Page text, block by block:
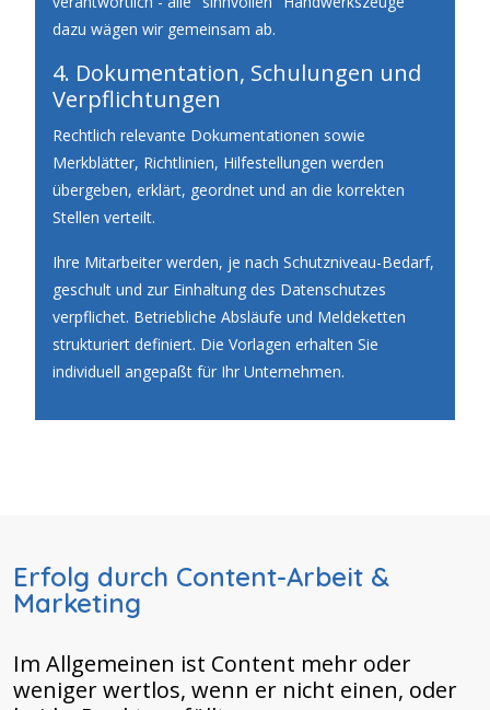
dazu wägen wir gemeinsam ab.
4. Dokumentation, Schulungen und
Verpflichtungen
Rechtlich relevante Dokumentationen sowie
Merkblätter, Richtlinien, Hilfestellungen werden
übergeben, erklärt, geordnet und an die korrekten
Stellen verteilt.
Ihre Mitarbeiter werden, je nach Schutzniveau-Bedarf,
geschult und zur Einhaltung des Datenschutzes
verpflichet. Betriebliche Absläufe und Meldeketten
strukturiert definiert. Die Vorlagen erhalten Sie
individuell angepaßt für Ihr Unternehmen.
Erfolg durch Content-Arbeit &
Marketing
Im Allgemeinen ist Content mehr oder
weniger wertlos, wenn er nicht einen, oder